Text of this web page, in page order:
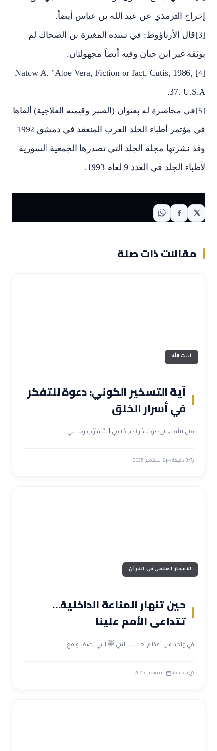
إخراج الترمذي عن عبد الله بن عباس أيضاً.
[3]قال الأرناؤوط: في سنده المغيرة بن الضحاك لم
يوثقه غير ابن حبان وفيه أيضاً مجهولتان.
[4] Natow A. "Aloe Vera, Fiction or fact, Cutis, 1986,
37. U.S.A.
[5]في محاضرة له بعنوان (الصبر وقيمته العلاجية) ألقاها
في مؤتمر أطباء الجلد العرب المنعقد في دمشق 1992
وقد نشرتها مجلة الجلد التي تصدرها الجمعية السورية
لأطباء الجلد في العدد 9 لعام 1993.
مقالات ذات صلة
آيات الله
آية التسخير الكوني: دعوة للتفكر
في أسرار الخلق
قال الله تعالى: ﴿وَسَخَّرَ لَكُم مَّا فِي ٱلسَّمَـٰوَٰتِ وَمَا فِي…
3 دقيقة 9 سبتمبر 2025
الاعجاز العلمي في القرآن
حين تنهار المناعة الداخلية…
تتداعى الأمم علينا
في واحد من أعظم أحاديث النبي ﷺ التي تصف واقع…
5 دقيقة 1 سبتمبر 2025